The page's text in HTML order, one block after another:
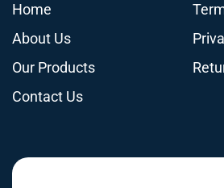
Home
About Us
Our Products
Contact Us